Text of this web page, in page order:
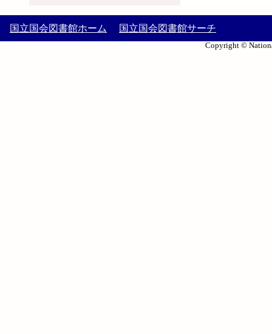
国立国会図書館ホーム 国立国会図書館サーチ
Copyright ©